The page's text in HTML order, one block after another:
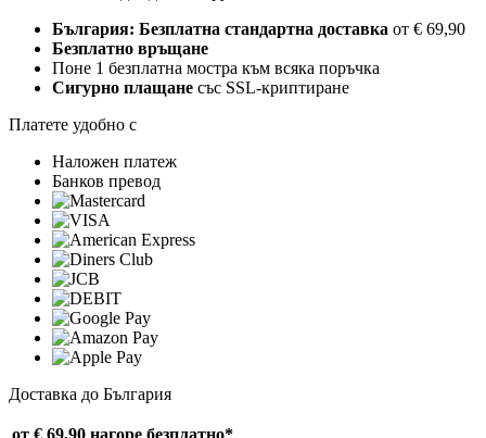
България: Безплатна стандартна доставка от € 69,90
Безплатно връщане
Поне 1 безплатна мостра към всяка поръчка
Сигурно плащане със SSL-криптиране
Платете удобно с
Наложен платеж
Банков превод
Доставка до България
от € 69,90 нагоре безплатно*